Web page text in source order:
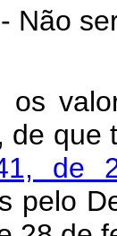
de que
de
pelo